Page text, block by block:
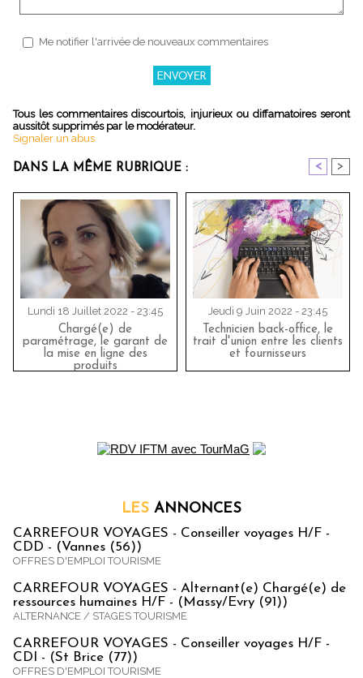
Me notifier l'arrivée de nouveaux commentaires
Tous les commentaires discourtois, injurieux ou diffamatoires seront
aussitôt supprimés par le modérateur.
Signaler un abus
DANS LA MÊME RUBRIQUE : < >
Lundi 18 Juillet 2022 - 23:45
Chargé(e) de
paramétrage, le garant de
la mise en ligne des
produits
Jeudi 9 Juin 2022 - 23:45
Technicien back-office, le
trait d'union entre les clients
et fournisseurs
LES ANNONCES
CARREFOUR VOYAGES - Conseiller voyages H/F -
CDD - (Vannes (56))
OFFRES D'EMPLOI TOURISME
CARREFOUR VOYAGES - Alternant(e) Chargé(e) de
ressources humaines H/F - (Massy/Evry (91))
ALTERNANCE / STAGES TOURISME
CARREFOUR VOYAGES - Conseiller voyages H/F -
CDI - (St Brice (77))
OFFRES D'EMPLOI TOURISME